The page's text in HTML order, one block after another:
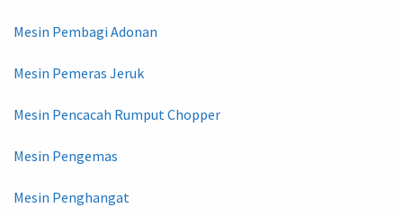
Mesin Pembagi Adonan
Mesin Pemeras Jeruk
Mesin Pencacah Rumput Chopper
Mesin Pengemas
Mesin Penghangat